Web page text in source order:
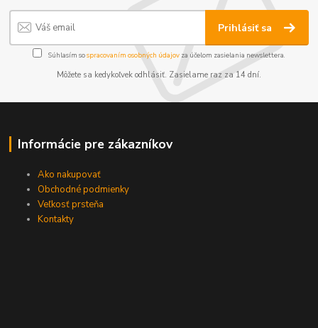
Prihlásiť sa
Súhlasím sospracovaním osobných údajov za účelom zasielania newslettera.
Môžete sa kedykoľvek odhlásiť. Zasielame raz za 14 dní.
Informácie pre zákazníkov
Ako nakupovať
Obchodné podmienky
Veľkosť prsteňa
Kontakty